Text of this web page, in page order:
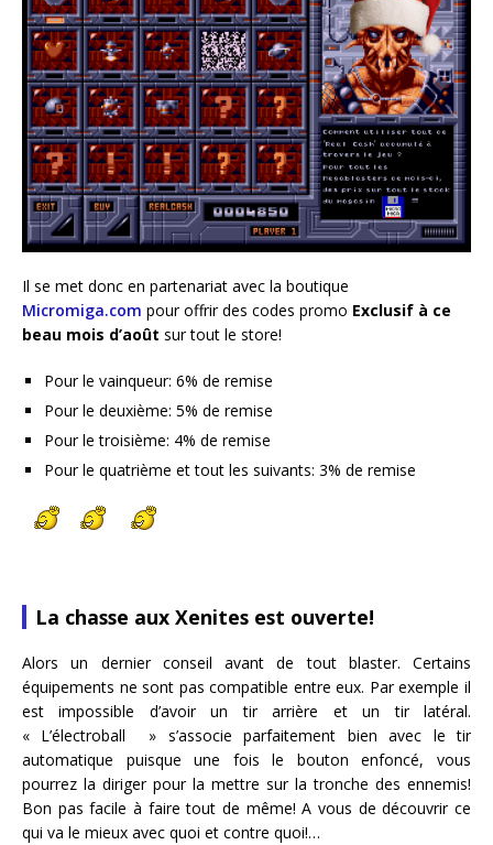
Il se met donc en partenariat avec la boutique
Micromiga.com pour offrir des codes promo Exclusif à ce
beau mois d’août sur tout le store!
Pour le vainqueur: 6% de remise
Pour le deuxième: 5% de remise
Pour le troisième: 4% de remise
Pour le quatrième et tout les suivants: 3% de remise
La chasse aux Xenites est ouverte!
Alors un dernier conseil avant de tout blaster. Certains
équipements ne sont pas compatible entre eux. Par exemple il
est impossible d’avoir un tir arrière et un tir latéral.
« L’électroball » s’associe parfaitement bien avec le tir
automatique puisque une fois le bouton enfoncé, vous
pourrez la diriger pour la mettre sur la tronche des ennemis!
Bon pas facile à faire tout de même! A vous de découvrir ce
qui va le mieux avec quoi et contre quoi!…